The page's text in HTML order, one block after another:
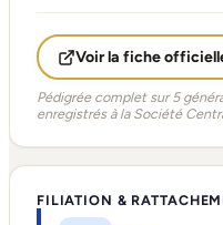
Voir la fiche
Pédigrée complet sur 5
enregistrés à la Société
FILIATION &